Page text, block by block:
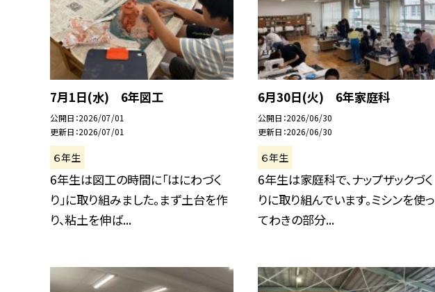
7月1日(水) 6年図工
公開日 2026/07/01
更新日 2026/07/01
６年生
6年生は図工の時間に「はにわづく
り」に取り組みました。まず土台を作
り、粘土を伸ば...
6月30日(火) 6年家庭科
公開日 2026/06/30
更新日 2026/06/30
６年生
6年生は家庭科で、ナップザックづく
りに取り組んでいます。ミシンを使っ
てわきの部分...